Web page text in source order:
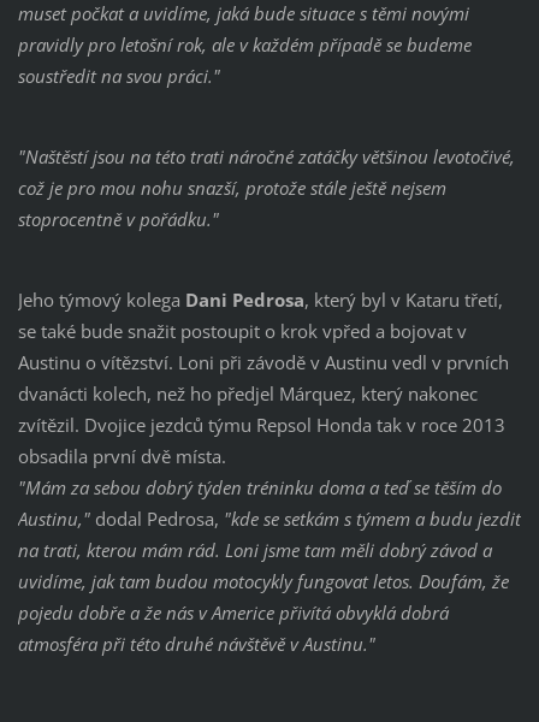
muset počkat a uvidíme, jaká bude situace s těmi novými
pravidly pro letošní rok, ale v každém případě se budeme
soustředit na svou práci."
"Naštěstí jsou na této trati náročné zatáčky většinou levotočivé,
což je pro mou nohu snazší, protože stále ještě nejsem
stoprocentně v pořádku."
Jeho týmový kolega Dani Pedrosa, který byl v Kataru třetí,
se také bude snažit postoupit o krok vpřed a bojovat v
Austinu o vítězství. Loni při závodě v Austinu vedl v prvních
dvanácti kolech, než ho předjel Márquez, který nakonec
zvítězil. Dvojice jezdců týmu Repsol Honda tak v roce 2013
obsadila první dvě místa.
"Mám za sebou dobrý týden tréninku doma a teď se těším do
Austinu,"dodal Pedrosa, "kde se setkám s týmem a budu jezdit
na trati, kterou mám rád. Loni jsme tam měli dobrý závod a
uvidíme, jak tam budou motocykly fungovat letos. Doufám, že
pojedu dobře a že nás v Americe přivítá obvyklá dobrá
atmosféra při této druhé návštěvě v Austinu."